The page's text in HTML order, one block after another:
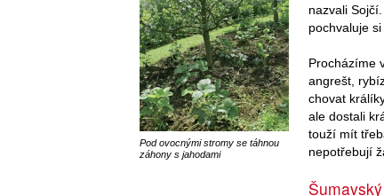
Pod ovocnými stromy se táhnou
záhony s jahodami
nazvali
pochvaluje si
Procházíme
angrešt,
chovat
ale dostali
touží mít
nepotřebují